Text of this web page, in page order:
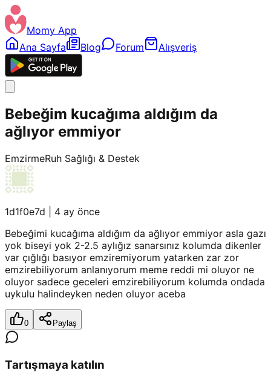
Momy App
Ana Sayfa
Blog Forum Alışveriş
Bebeğim kucağıma aldığım da
ağlıyor emmiyor
EmzirmeRuh Sağlığı & Destek
1d1f0e7d
4 ay önce
Bebeğimi kucağıma aldığım da ağlıyor emmiyor asla gazı
yok biseyi yok 2-2.5 aylığız sanarsınız kolumda dikenler
var çığlığı basıyor emziremiyorum yatarken zar zor
emzirebiliyorum anlanıyorum meme reddi mi oluyor ne
oluyor sadece geceleri emzirebiliyorum kolumda ondada
uykulu halindeyken neden oluyor aceba
0 Paylaş
Tartışmaya katılın